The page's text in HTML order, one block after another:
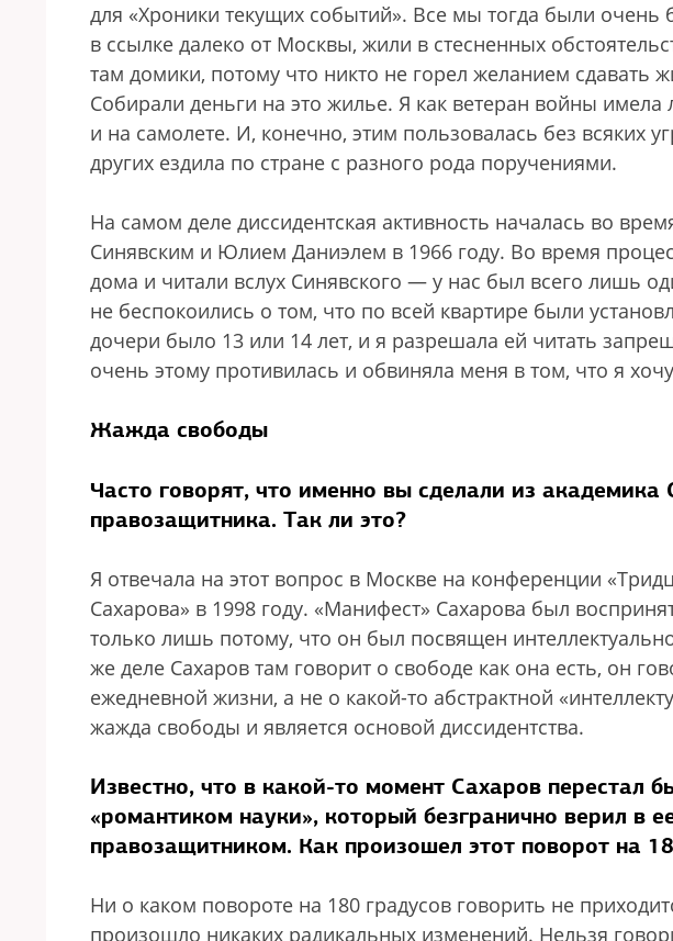
для «Хроники текущих событий». Все мы тогда были очень
в ссылке далеко от Москвы, жили в стесненных
там домики, потому что никто не горел желанием сдавать
Собирали деньги на это жилье. Я как ветеран войны
и на самолете. И, конечно, этим пользовалась без всяких
других ездила по стране с разного рода поручениями.
На самом деле диссидентская активность началась во
Синявским и Юлием Даниэлем в 1966 году. Во время
дома и читали вслух Синявского — у нас был всего лишь
не беспокоились о том, что по всей квартире были
дочери было 13 или 14 лет, и я разрешала ей читать
очень этому противилась и обвиняла меня в том, что я
Жажда свободы
Часто говорят, что именно вы сделали из академика
правозащитника. Так ли это?
Я отвечала на этот вопрос в Москве на конференции
Сахарова» в 1998 году. «Манифест» Сахарова был
только лишь потому, что он был посвящен
же деле Сахаров там говорит о свободе как она есть, он
ежедневной жизни, а не о какой-то абстрактной
жажда свободы и является основой диссидентства.
Известно, что в какой-то момент Сахаров перестал
«романтиком науки», который безгранично верил в
правозащитником. Как произошел этот поворот на
Ни о каком повороте на 180 градусов говорить не
произошло никаких радикальных изменений. Нельзя